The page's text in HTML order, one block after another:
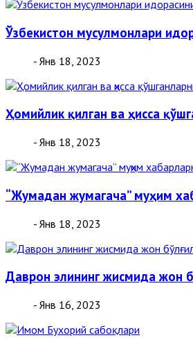
Ўзбекистон мусулмонлари
- Янв 18, 2023
Ҳомийлик қилган ва ҳисса
- Янв 18, 2023
“Жумадан жумагача” муҳим
- Янв 18, 2023
Даврон элининг жисмида жон
- Янв 16, 2023